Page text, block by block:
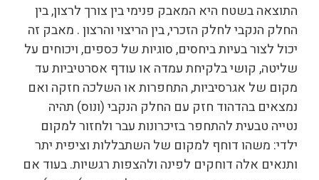
התוצאה בשטח היא המאבק פנימי בין צורך לרצון, בין
החלק הנקבי לחלק הזכרי, בין הריצוי והרצון . מאבק זה
יכול לצור בעיות ביחסים, סוגיות של כספים, ויכוחים על
שליטה, קושי בלקיחת עמדה או עודף אסרטיביות עד
מקום של אגרסיביות, התחפרות או השלכה חזקה ואם
נמצאים בהדהוד חזק עם החלק הנקבי (ונוס) תהיה
נטייה טבעית להתחפר בזיכרונות עבר ולחזור למקום
ילדי: משהו דוחף למקום של השתבללות וציפית יתר
ותנאים אלה דוחקים לפינה ולהצפות רגשיות. בעוד אם